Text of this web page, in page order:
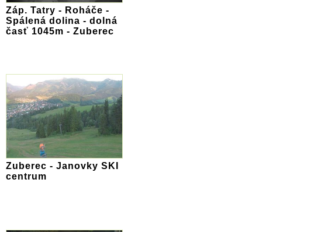
Záp. Tatry - Roháče -
Spálená dolina - dolná
časť 1045m - Zuberec
Zuberec - Janovky SKI
centrum